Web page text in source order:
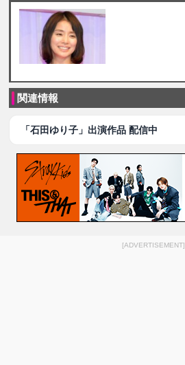
関連情報
「石田ゆり子」出演作品 配信中
[ADVERTISEMENT]